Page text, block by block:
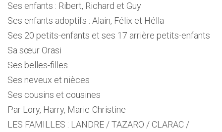
Ses enfants : Ribert, Richard et Guy
Ses enfants adoptifs : Alain, Félix et Hélla
Ses 20 petits-enfants et ses 17 arrière petits-enfants
Sa sœur Orasi
Ses belles-filles
Ses neveux et nièces
Ses cousins et cousines
Par Lory, Harry, Marie-Christine
LES FAMILLES : LANDRE / TAZARO / CLARAC /